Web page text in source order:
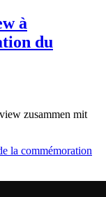
à
du
zusammen mit
la commémoration